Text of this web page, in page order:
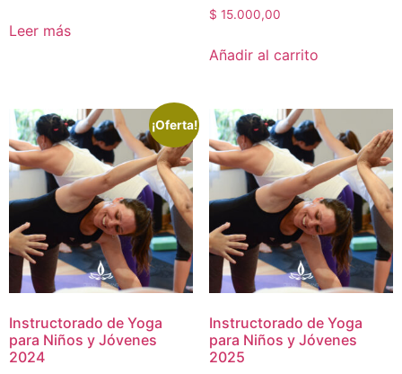
Leer más
$ 15.000,00
Añadir al carrito
¡Oferta!
Instructorado de Yoga
para Niños y Jóvenes
2024
Instructorado de Yoga
para Niños y Jóvenes
2025